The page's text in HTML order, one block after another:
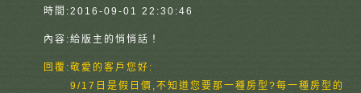
時間:2016-09-01 22:30:46
內容:給版主的悄悄話！
回覆:敬愛的客戶您好:
9/17日是假日價,不知道您要那一種房型?每一種房型的